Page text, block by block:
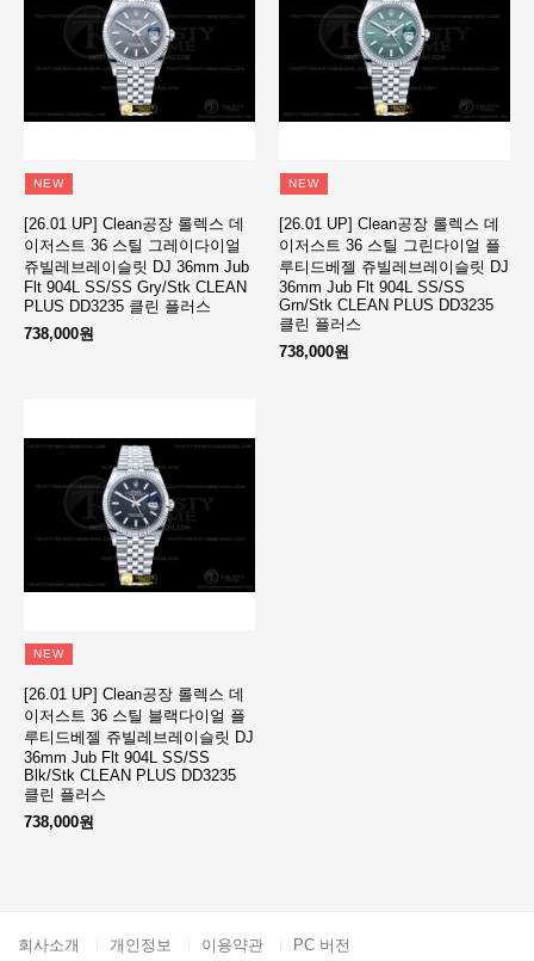
NEW
[26.01 UP] Clean공장 롤렉스 데
이저스트 36 스틸 그레이다이얼
쥬빌레브레이슬릿 DJ 36mm Jub
Flt 904L SS/SS Gry/Stk CLEAN
PLUS DD3235 클린 플러스
738,000원
NEW
[26.01 UP] Clean공장 롤렉스 데
이저스트 36 스틸 그린다이얼 플
루티드베젤 쥬빌레브레이슬릿 DJ
36mm Jub Flt 904L SS/SS
Grn/Stk CLEAN PLUS DD3235
클린 플러스
738,000원
NEW
[26.01 UP] Clean공장 롤렉스 데
이저스트 36 스틸 블랙다이얼 플
루티드베젤 쥬빌레브레이슬릿 DJ
36mm Jub Flt 904L SS/SS
Blk/Stk CLEAN PLUS DD3235
클린 플러스
738,000원
회사소개 개인정보 이용약관 PC 버전